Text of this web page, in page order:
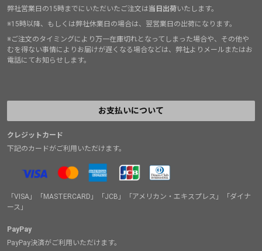
弊社営業日の15時までにいただいたご注文は当日出荷いたします。
※15時以降、もしくは弊社休業日の場合は、翌営業日の出荷になります。
※ご注文のタイミングにより万一在庫切れとなってしまった場合や、その他や
むを得ない事情によりお届けが遅くなる場合などは、弊社よりメールまたはお
電話にてお知らせします。
お支払いについて
クレジットカード
下記のカードがご利用いただけます。
「VISA」「MASTERCARD」「JCB」「アメリカン・エキスプレス」「ダイナ
ース」
PayPay
PayPay決済がご利用いただけます。